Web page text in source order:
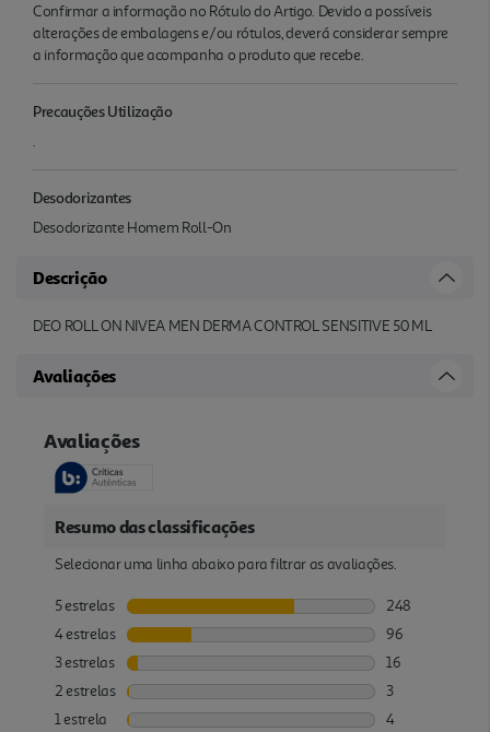
Confirmar a informação no Rótulo do Artigo. Devido a possíveis
alterações de embalagens e/ou rótulos, deverá considerar sempre
a informação que acompanha o produto que recebe.
Precauções Utilização
.
Desodorizantes
Desodorizante Homem Roll-On
Descrição
DEO ROLL ON NIVEA MEN DERMA CONTROL SENSITIVE 50 ML
Avaliações